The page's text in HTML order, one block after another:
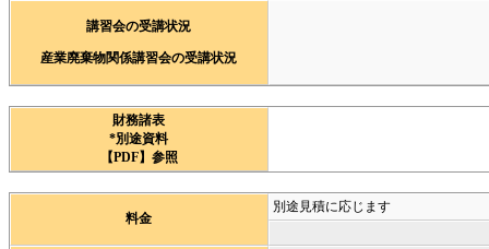
講習会の受講状況
産業廃棄物関係講習会の受講状況
財務諸表
*別途資料
【PDF】参照
料金
別途見積に応じます